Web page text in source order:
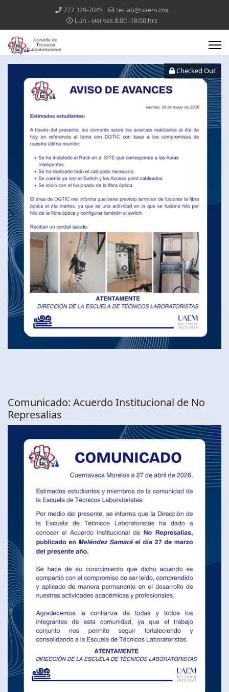
777 329-7045
teclab@uaem.mx
Lun - viernes 8:00 -18:00 hrs
Comunicado: Acuerdo Institucional de No
Represalias
Checked Out